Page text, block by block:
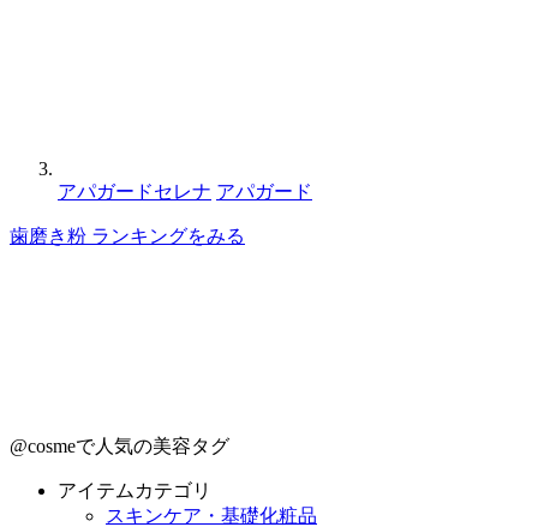
アパガードセレナ アパガード
歯磨き粉 ランキングをみる
@cosmeで人気の美容タグ
アイテムカテゴリ
スキンケア・基礎化粧品